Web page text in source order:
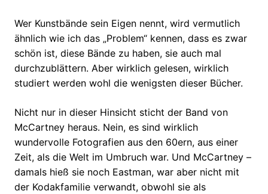
Wer Kunstbände sein Eigen nennt, wird vermutlich
ähnlich wie ich das „Problem“ kennen, dass es zwar
schön ist, diese Bände zu haben, sie auch mal
durchzublättern. Aber wirklich gelesen, wirklich
studiert werden wohl die wenigsten dieser Bücher.
Nicht nur in dieser Hinsicht sticht der Band von
McCartney heraus. Nein, es sind wirklich
wundervolle Fotografien aus den 60ern, aus einer
Zeit, als die Welt im Umbruch war. Und McCartney –
damals hieß sie noch Eastman, war aber nicht mit
der Kodakfamilie verwandt, obwohl sie als